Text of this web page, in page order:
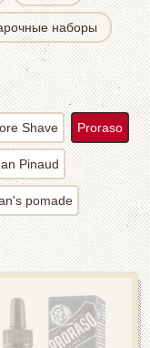
наборы
Shave Proraso
Pinaud
pomade